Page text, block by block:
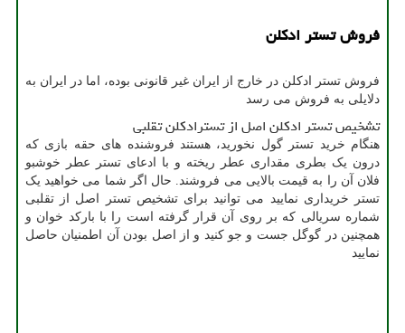
فروش تستر ادکلن
فروش تستر ادکلن در خارج از ایران غیر قانونی بوده، اما در ایران به
دلایلی به فروش می رسد
تشخیص تستر ادکلن اصل از تسترادکلن تقلبی
هنگام خرید تستر گول نخورید، هستند فروشنده های حقه بازی که
درون یک بطری مقداری عطر ریخته و با ادعای تستر عطر خوشبو
فلان آن را به قیمت بالایی می فروشند. حال اگر شما می خواهید یک
تستر خریداری نمایید می توانید برای تشخیص تستر اصل از تقلبی
شماره سریالی که بر روی آن قرار گرفته است را با بارکد خوان و
همچنین در گوگل جست و جو کنید و از اصل بودن آن اطمنیان حاصل
نمایید